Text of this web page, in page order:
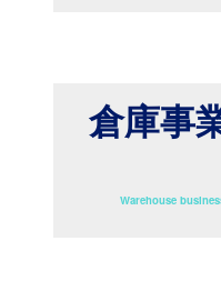
倉庫事
Warehouse